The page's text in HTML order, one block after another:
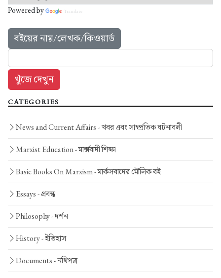
Powered by Translate
বইয়ের নাম়/লেখক/কিওয়ার্ড
CATEGORIES
News and Current Affairs -খবর এবং সাম্প্রতিক ঘটনাবলী
Marxist Education -মার্ক্সবাদী শিক্ষা
Basic Books On Marxism -মার্কসবাদের মৌলিক বই
Essays -প্রবন্ধ
Philosophy -দর্শন
History -ইতিহাস
Documents -নথিপত্র